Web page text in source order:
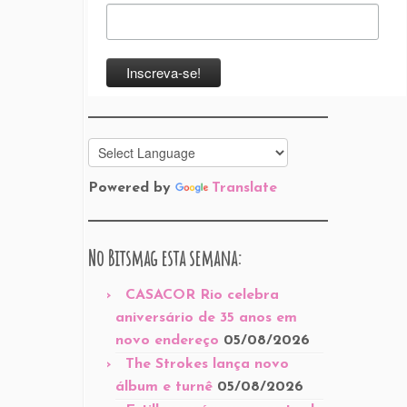
Powered by Translate
No Bitsmag esta semana:
CASACOR Rio celebra
aniversário de 35 anos em
novo endereço 05/08/2026
The Strokes lança novo
álbum e turnê 05/08/2026